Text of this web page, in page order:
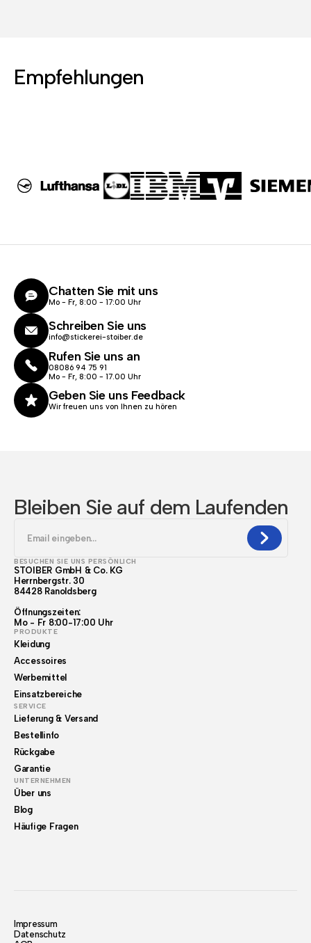
Empfehlungen
Chatten Sie mit uns
Mo - Fr, 8:00 - 17:00 Uhr
Schreiben Sie uns
info@stickerei-stoiber.de
Rufen Sie uns an
08086 94 75 91
Mo - Fr, 8:00 - 17.00 Uhr
Geben Sie uns Feedback
Wir freuen uns von Ihnen zu hören
Bleiben Sie auf dem Laufenden
BESUCHEN SIE UNS PERSÖNLICH
STOIBER GmbH & Co. KG
Herrnbergstr. 30
84428 Ranoldsberg
Öffnungszeiten:
Mo - Fr 8:00-17:00 Uhr
PRODUKTE
Kleidung
Accessoires
Werbemittel
Einsatzbereiche
SERVICE
Lieferung & Versand
Bestellinfo
Rückgabe
Garantie
UNTERNEHMEN
Über uns
Blog
Häufige Fragen
Impressum
Datenschutz